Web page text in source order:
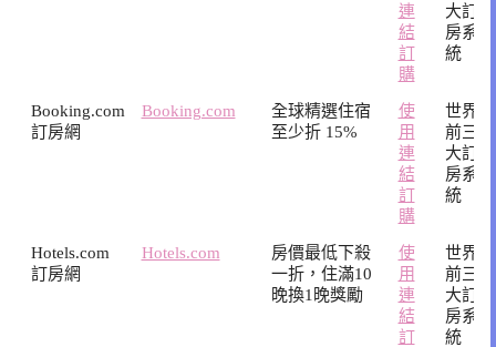
連
結
訂
購
大訂
房系
統
Booking.com
訂房網
Booking.com
全球精選住宿
至少折 15%
使
用
連
結
訂
購
世界
前三
大訂
房系
統
Hotels.com
訂房網
Hotels.com
房價最低下殺
一折，住滿10
晚換1晚獎勵
使
用
連
結
訂
世界
前三
大訂
房系
統